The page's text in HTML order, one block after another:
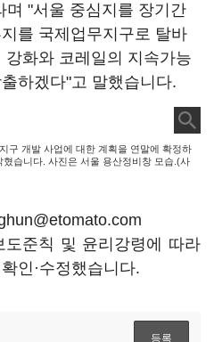
며 "서울 중심지를 장기간
를 국제업무지구로 탈바
화와 코레일의 지속가능
하겠다"고 말했습니다.
구 개발 사업에 대한 계획을 연말에 확정하
습니다. 사진은 서울 용산정비창 모습.(사
준칙 및 윤리강령에 따라
인·수정했습니다.